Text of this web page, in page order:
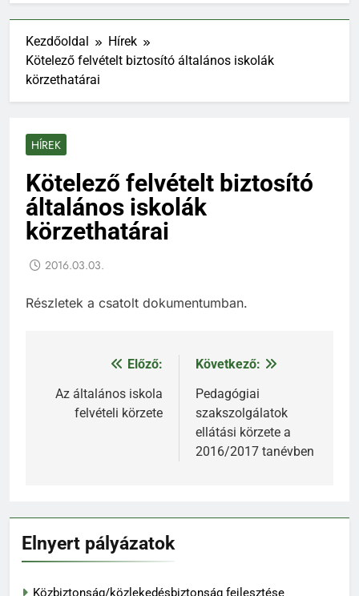
Kezdőoldal
Hírek
Kötelező felvételt biztosító általános iskolák
körzethatárai
HÍREK
Kötelező felvételt biztosító
általános iskolák
körzethatárai
2016.03.03.
Részletek a csatolt dokumentumban.
Bejegyzés
navigáció
Előző:
Az általános iskola
felvételi körzete
Következő:
Pedagógiai
szakszolgálatok
ellátási körzete a
2016/2017 tanévben
Elnyert pályázatok
Közbiztonság/közlekedésbiztonság fejlesztése